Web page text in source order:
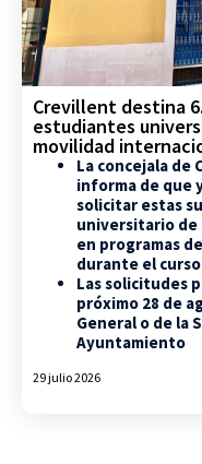
Crevillent destina
estudiantes
movilidad
La concejala de
informa de que
solicitar estas
universitario de
en programas
durante el curso
Las solicitudes
próximo 28 de
General o de la
Ayuntamiento
29 julio 2026